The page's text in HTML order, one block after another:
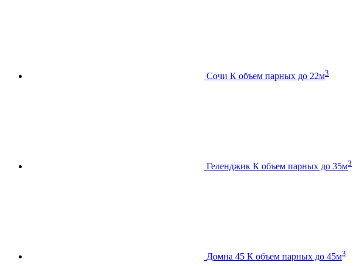
Сочи К объем парных до 22м3
Геленджик К объем парных до 35м3
Домна 45 К объем парных до 45м3